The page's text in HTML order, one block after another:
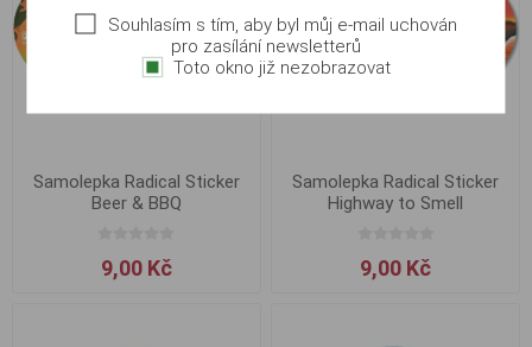
Samolepka Radical Sticker
Beer & BBQ
9,00 Kč
Samolepka Radical Sticker
Highway to Smell
9,00 Kč
Souhlasím s tím, aby byl můj e-mail uchován
pro zasílání newsletterů
Toto okno již nezobrazovat